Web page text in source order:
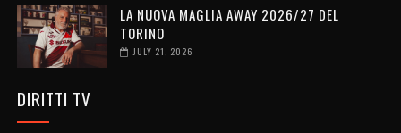
LA NUOVA MAGLIA AWAY 2026/27 DEL
TORINO
JULY 21, 2026
DIRITTI TV